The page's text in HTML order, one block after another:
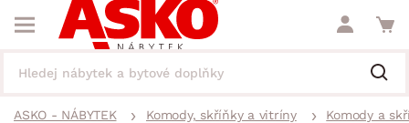
ASKO - NÁBYTEK Komody, skříňky a vitríny Komody a